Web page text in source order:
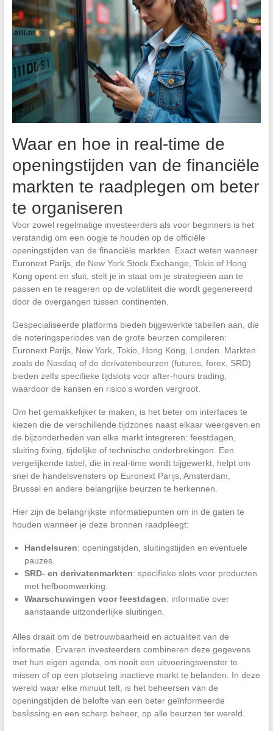
Waar en hoe in real-time de
openingstijden van de financiële
markten te raadplegen om beter
te organiseren
Voor zowel regelmatige investeerders als voor beginners is het
verstandig om een oogje te houden op de officiële
openingstijden van de financiële markten. Exact weten wanneer
Euronext Parijs, de New York Stock Exchange, Tokio of Hong
Kong opent en sluit, stelt je in staat om je strategieën aan te
passen en te reageren op de volatiliteit die wordt gegenereerd
door de overgangen tussen continenten.
Gespecialiseerde platforms bieden bijgewerkte tabellen aan, die
de noteringsperiodes van de grote beurzen compileren:
Euronext Parijs, New York, Tokio, Hong Kong, Londen. Markten
zoals de Nasdaq of de derivatenbeurzen (futures, forex, SRD)
bieden zelfs specifieke tijdslots voor after-hours trading,
waardoor de kansen en risico’s worden vergroot.
Om het gemakkelijker te maken, is het beter om interfaces te
kiezen die de verschillende tijdzones naast elkaar weergeven en
de bijzonderheden van elke markt integreren: feestdagen,
sluiting fixing, tijdelijke of technische onderbrekingen. Een
vergelijkende tabel, die in real-time wordt bijgewerkt, helpt om
snel de handelsvensters op Euronext Parijs, Amsterdam,
Brussel en andere belangrijke beurzen te herkennen.
Hier zijn de belangrijkste informatiepunten om in de gaten te
houden wanneer je deze bronnen raadpleegt:
Handelsuren: openingstijden, sluitingstijden en eventuele
pauzes.
SRD- en derivatenmarkten: specifieke slots voor producten
met hefboomwerking.
Waarschuwingen voor feestdagen: informatie over
aanstaande uitzonderlijke sluitingen.
Alles draait om de betrouwbaarheid en actualiteit van de
informatie. Ervaren investeerders combineren deze gegevens
met hun eigen agenda, om nooit een uitvoeringsvenster te
missen of op een plotseling inactieve markt te belanden. In deze
wereld waar elke minuut telt, is het beheersen van de
openingstijden de belofte van een beter geïnformeerde
beslissing en een scherp beheer, op alle beurzen ter wereld.